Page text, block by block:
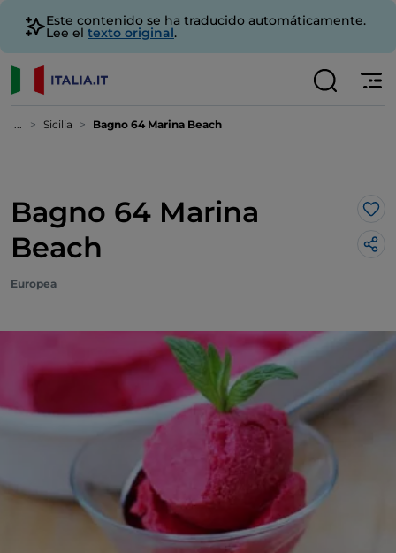
Este contenido se ha traducido automáticamente.
Lee el texto original.
... Sicilia Bagno 64 Marina Beach
Bagno 64 Marina
Beach
Me
Europea